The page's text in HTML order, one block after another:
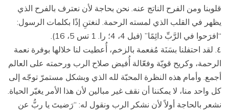
قلوبنا ومن الفرح الناتج عنه. نحن بحاجة لأن نعترف بالفرح الذي
يظهر في القلب الذي لمسته الرحمة. لنغتنِ إذًا بكلمات الرسول:
“افرَحوا في الرَّبِّ دائِمًا” (فيل 4، 4؛ را. 1 تس 5، 16).
٤. لقد احتفلنا بسَنَة مُفعمة بالزخم، أُعطيت لنا خلالها بوفرة نعمة
الرحمة، وكريح قويّة وفعّالة أُفيض صلاح الرب ورحمته على العالم
أجمع. وأمام هذه النظرة المحبّة لله الذي وبشكل مستمرّ توجّه إلى
كل واحد منا، لا يمكننا أن نقف غير مبالين لأن هذا الأمر يغيّر الحياة.
نشعر بالحاجة أولاً لأن نشكر الرب ونقول له: “رَضيتَ يا ربُّ عن